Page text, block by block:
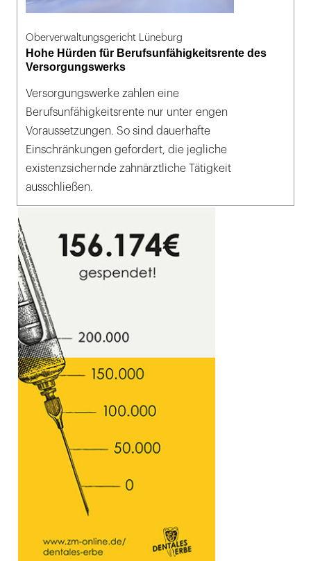
Oberverwaltungsgericht Lüneburg
Hohe Hürden für Berufsunfähigkeitsrente des
Versorgungswerks
Versorgungswerke zahlen eine
Berufsunfähigkeitsrente nur unter engen
Voraussetzungen. So sind dauerhafte
Einschränkungen gefordert, die jegliche
existenzsichernde zahnärztliche Tätigkeit
ausschließen.